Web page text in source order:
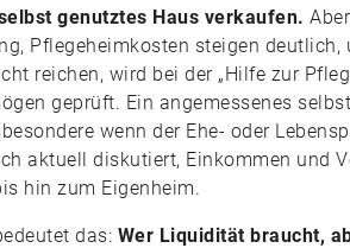
genutztes Haus verkaufen.
Pflegeheimkosten steigen deutlich,
reichen, wird bei der „Hilfe zur
geprüft. Ein angemessenes
wenn der Ehe- oder
aktuell diskutiert, Einkommen und
hin zum Eigenheim.
das: Wer Liquidität braucht,